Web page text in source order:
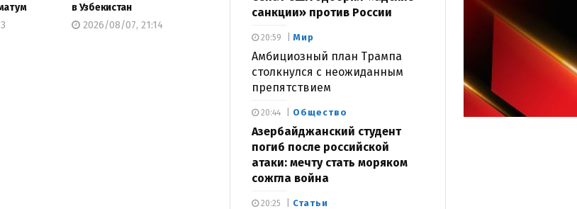
в Узбекистан
2026/08/07, 21:14
санкции» против России
Мир
Амбициозный план Трампа
столкнулся с неожиданным
препятствием
20:59
Общество
Азербайджанский студент
погиб после российской
атаки: мечту стать моряком
сожгла война
20:44
Статьи
20:25